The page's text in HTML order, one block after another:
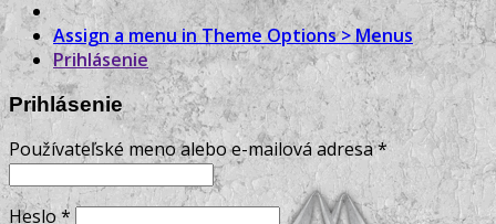
Assign a menu in Theme Options > Menus
Prihlásenie
Prihlásenie
Používateľské meno alebo e-mailová adresa*
Heslo*